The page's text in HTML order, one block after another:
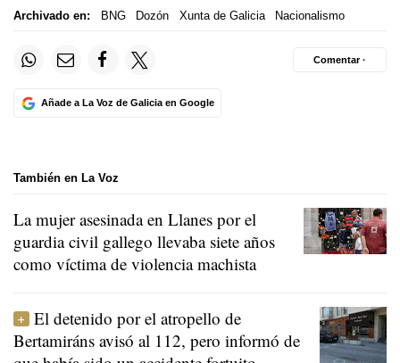
Archivado en: BNG Dozón Xunta de Galicia Nacionalismo
Añade a La Voz de Galicia en Google
Comentar ·
También en La Voz
La mujer asesinada en Llanes por el
guardia civil gallego llevaba siete años
como víctima de violencia machista
El detenido por el atropello de
Bertamiráns avisó al 112, pero informó de